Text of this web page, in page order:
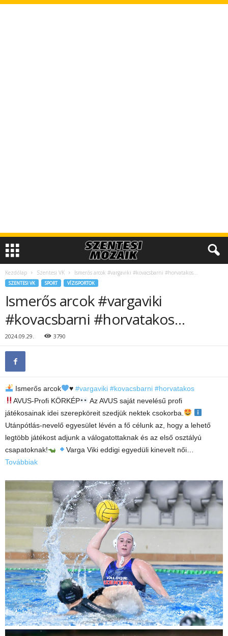
Kezdőlap Szentesi VK Ismerős arcok #vargaviki #kovacsbarni #horvatakos…
SZENTESI VK SPORT VÍZISPORTOK
Ismerős arcok #vargaviki
#kovacsbarni #horvatakos…
2024.09.29. 3790
Ismerős arcok ♥️ #vargaviki #kovacsbarni #horvatakos
AVUS-Profi KÖRKÉP
Az AVUS saját nevelésű profi
játékosainak idei szerepköreit szedjük nektek csokorba.
Utánpótlás-nevelő egyesület lévén a fő célunk az, hogy a lehető
legtöbb játékost adjunk a válogatottaknak és az első osztályú
csapatoknak!
Varga Viki eddigi egyedüli kinevelt női…
Továbbiak